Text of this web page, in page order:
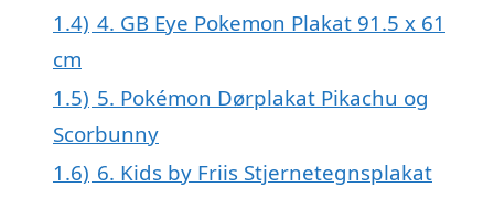
1.4) 4. GB Eye Pokemon Plakat 91.5 x 61
cm
1.5) 5. Pokémon Dørplakat Pikachu og
Scorbunny
1.6) 6. Kids by Friis Stjernetegnsplakat